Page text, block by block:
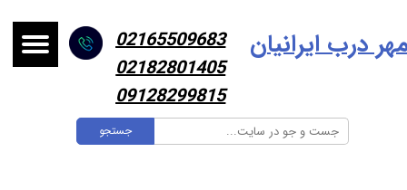
جستجو
درب ایرانیان
02165509683
02182801405
09128299815